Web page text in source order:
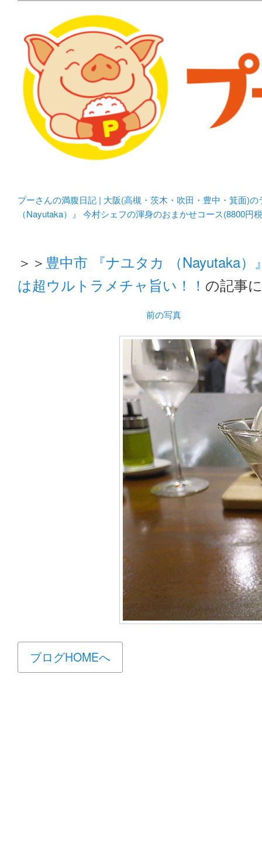
プーさんの満腹日記 |
豊中・箕面)のランチ＆
化してます。
プーさんの満腹日記 | 大阪(高槻・茨木・吹田・豊中・箕面)
（Nayutaka）』 今村シェフの渾身のおまかせコース(8800円
＞＞ 豊中市 『ナユタカ （Nayutaka
は超ウルトラメチャ旨い！！ の記事
前の写真
ブログHOMEへ